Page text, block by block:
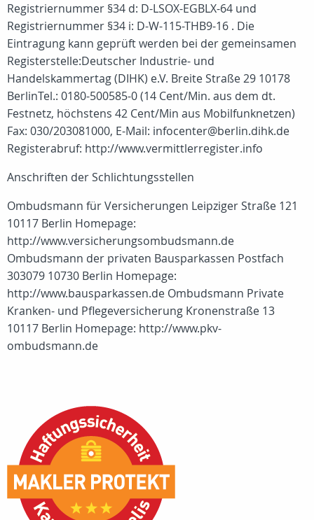
Registriernummer §34 d: D-LSOX-EGBLX-64 und
Registriernummer §34 i: D-W-115-THB9-16 . Die
Eintragung kann geprüft werden bei der gemeinsamen
Registerstelle:Deutscher Industrie- und
Handelskammertag (DIHK) e.V. Breite Straße 29 10178
BerlinTel.: 0180-500585-0 (14 Cent/Min. aus dem dt.
Festnetz, höchstens 42 Cent/Min aus Mobilfunknetzen)
Fax: 030/203081000, E-Mail: infocenter@berlin.dihk.de
Registerabruf: http://www.vermittlerregister.info
Anschriften der Schlichtungsstellen
Ombudsmann für Versicherungen Leipziger Straße 121
10117 Berlin Homepage:
http://www.versicherungsombudsmann.de
Ombudsmann der privaten Bausparkassen Postfach
303079 10730 Berlin Homepage:
http://www.bausparkassen.de Ombudsmann Private
Kranken- und Pflegeversicherung Kronenstraße 13
10117 Berlin Homepage: http://www.pkv-
ombudsmann.de